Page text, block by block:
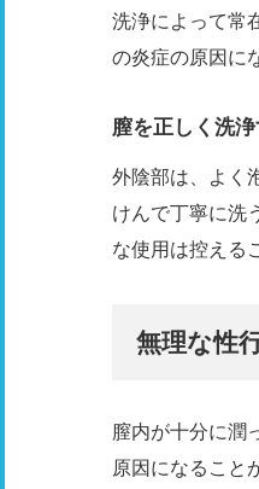
洗浄によって常
の炎症の原因に
膣を正しく洗
外陰部は、よく
けんで丁寧に洗
な使用は控える
無理な性
膣内が十分に潤
原因になること